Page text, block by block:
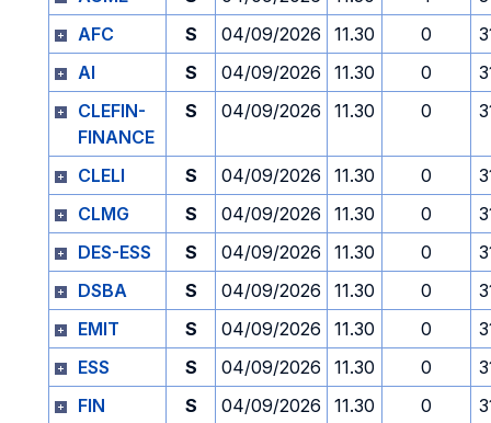
AFC
S 04/09/2026 11.30 0
AI
S 04/09/2026 11.30 0
CLEFIN-
FINANCE
S 04/09/2026 11.30 0
CLELI S 04/09/2026 11.30 0
CLMG
S 04/09/2026 11.30 0
DES-ESS
S 04/09/2026 11.30 0
DSBA
S 04/09/2026 11.30 0
EMIT
S 04/09/2026 11.30 0
ESS
S 04/09/2026 11.30 0
FIN
S 04/09/2026 11.30 0